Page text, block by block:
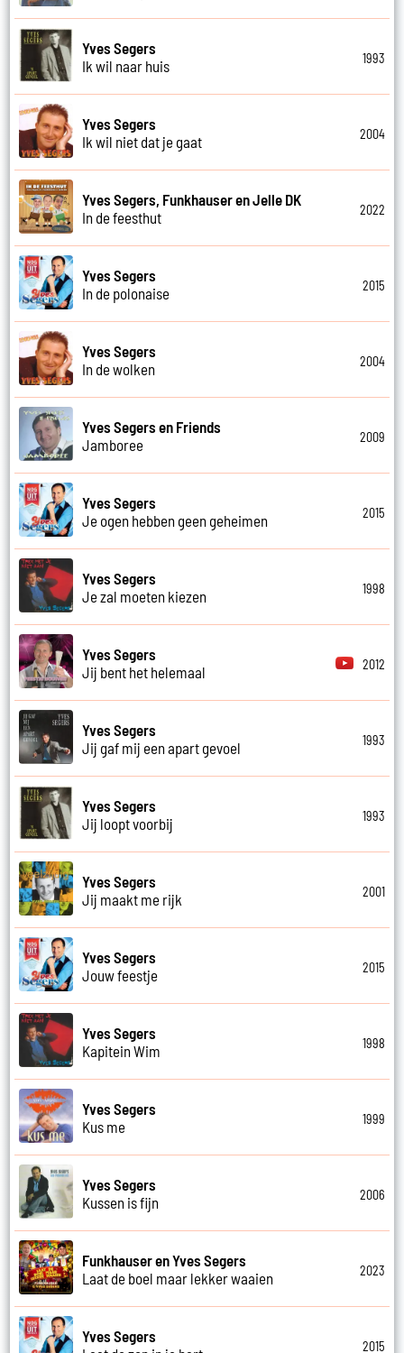
Yves Segers
Ik wil naar huis
1993
Yves Segers
Ik wil niet dat je gaat
2004
Yves Segers, Funkhauser en Jelle DK
In de feesthut
2022
Yves Segers
In de polonaise
2015
Yves Segers
In de wolken
2004
Yves Segers en Friends
Jamboree
2009
Yves Segers
Je ogen hebben geen geheimen
2015
Yves Segers
Je zal moeten kiezen
1998
Yves Segers
Jij bent het helemaal
2012
Yves Segers
Jij gaf mij een apart gevoel
1993
Yves Segers
Jij loopt voorbij
1993
Yves Segers
Jij maakt me rijk
2001
Yves Segers
Jouw feestje
2015
Yves Segers
Kapitein Wim
1998
Yves Segers
Kus me
1999
Yves Segers
Kussen is fijn
2006
Funkhauser en Yves Segers
Laat de boel maar lekker waaien
2023
Yves Segers
2015